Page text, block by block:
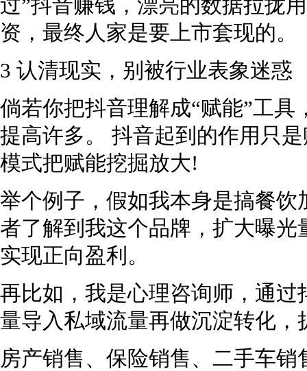
过”抖音赚钱，漂亮的数据拉拢
资，最终人家是要上市套现的。
3 认清现实，别被行业表象迷惑
倘若你把抖音理解成“赋能”工
提高许多。 抖音起到的作用只
模式把赋能挖掘放大!
举个例子，假如我本身是搞餐
者了解到我这个品牌，扩大曝
实现正向盈利。
再比如，我是心理咨询师，通
量导入私域流量再做沉淀转化，
房产销售、保险销售、二手车